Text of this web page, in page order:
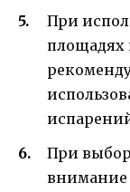
При
площадях
При
внимание